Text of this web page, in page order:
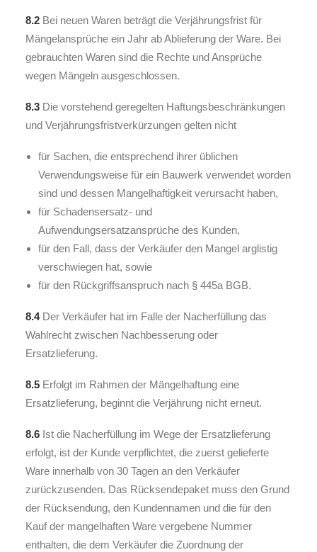
8.2 Bei neuen Waren beträgt die Verjährungsfrist für
Mängelansprüche ein Jahr ab Ablieferung der Ware. Bei
gebrauchten Waren sind die Rechte und Ansprüche
wegen Mängeln ausgeschlossen.
8.3 Die vorstehend geregelten Haftungsbeschränkungen
und Verjährungsfristverkürzungen gelten nicht
für Sachen, die entsprechend ihrer üblichen
Verwendungsweise für ein Bauwerk verwendet worden
sind und dessen Mangelhaftigkeit verursacht haben,
für Schadensersatz- und
Aufwendungsersatzansprüche des Kunden,
für den Fall, dass der Verkäufer den Mangel arglistig
verschwiegen hat, sowie
für den Rückgriffsanspruch nach § 445a BGB.
8.4Der Verkäufer hat im Falle der Nacherfüllung das
Wahlrecht zwischen Nachbesserung oder
Ersatzlieferung.
8.5 Erfolgt im Rahmen der Mängelhaftung eine
Ersatzlieferung, beginnt die Verjährung nicht erneut.
8.6 Ist die Nacherfüllung im Wege der Ersatzlieferung
erfolgt, ist der Kunde verpflichtet, die zuerst gelieferte
Ware innerhalb von 30 Tagen an den Verkäufer
zurückzusenden. Das Rücksendepaket muss den Grund
der Rücksendung, den Kundennamen und die für den
Kauf der mangelhaften Ware vergebene Nummer
enthalten, die dem Verkäufer die Zuordnung der